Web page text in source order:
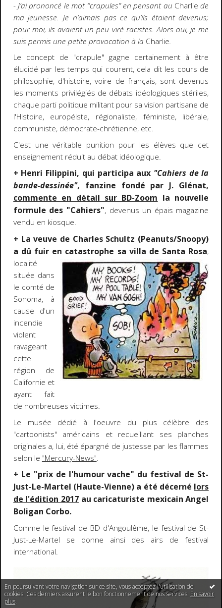
En poursuivant votre navigation sur ce site, vous acceptez l'utilisation de
cookies. Ces derniers assurent le bon fonctionnement de nos services. En savoir
plus.
- J’ai prononcé le mot “crapules” en pensant au Charlie de
ma jeunesse. Je n’aimais pas ce qu’ils étaient devenus;
pour moi, ils avaient un peu viré racistes. Alors oui, je me
suis permis une petite provocation à la Charlie.
Le concept de "crapule" gagne certainement à être
élucidé par les temps qui courent, cela dit les cours de
philosophie, d'histoire, voire de français, sont devenus
les moments privilégiés de débats idéologiques stériles,
chaque parti politique militant pour sa vision partisane de
l'Histoire, européiste, régionaliste, féministe, libérale,
communiste, démocrate-chrétienne, etc.
C'est une véritable punition pour les élèves que cet
enseignement réduit au débat idéologique.
+ Henri Filippini, qui participa aux "Cahiers de la
bande-dessinée", fanzine fondé par J. Glénat,
commente en détail sur BD-Zoom la nouvelle
formule des "Cahiers", devenus un épais magazine
vendu en kiosque.
+ La veuve de Charles Schultz (Peanuts/Snoopy)
a dû fuir en catastrophe sa villa de Santa Rosa,
localité
située dans
le comté de
Sonoma, à
cause d'un
incendie
violent
ravageant
cette
région de
Californie et
ayant fait
de nombreuses victimes.
Le musée dédié à l'oeuvre du plus célèbre des
"cartoonists" américains et recueillant ses planches
originales a, lui, été épargné de justesse par les flammes
selon le "Mercury-News".
+ Le "prix de l'humour vache" du festival de St-
Just-Le-Martel (Haute-Vienne) a été décerné lors
de l'édition 2017au caricaturiste mexicain Angel
Boligan Corbo.
Comme le festival de BD d'Angoulême, le festival de St-
Just-Le-Martel se donne ainsi des airs de festival
international.